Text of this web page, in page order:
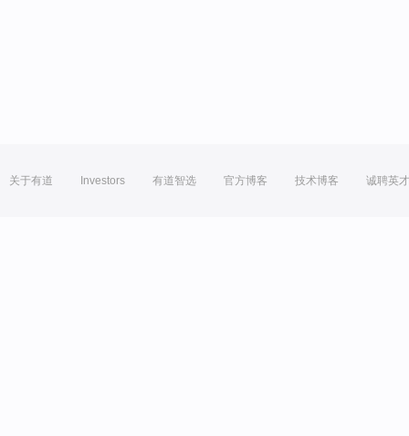
关于有道 Investors 有道智选 官方博客 技术博客 诚聘英才